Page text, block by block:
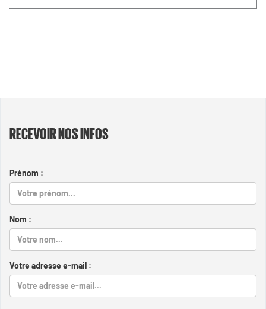
RECEVOIR NOS INFOS
Prénom :
Nom :
Votre adresse e-mail :